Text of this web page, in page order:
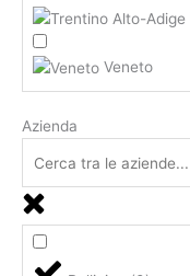
Veneto
Azienda